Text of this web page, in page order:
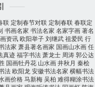
联 定制春节对联 定制春联春联定
书画名家 书法名家 名家字画著名
资讯欧阳举子刘继武祖爱民 行
法家 萧县著名画家 国画山水画任
真迹福字书法萧龙士 周涛郭公达
国画牡丹花 山水画井秋月 秦桧
法欧阳龙安徽书法名家 横幅书法
画价格马新梅吴柏 难得糊涂书法